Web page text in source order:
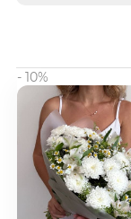
- 10%